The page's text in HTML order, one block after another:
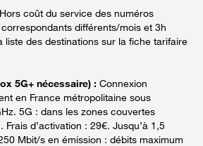
coût du service des numéros
différents/mois et 3h
liste des destinations sur la fiche tarifaire
5G+ nécessaire) : Connexion
en France métropolitaine sous
5G : dans les zones couvertes
d’activation : 29€. Jusqu’à 1,5
Mbit/s en émission : débits maximum